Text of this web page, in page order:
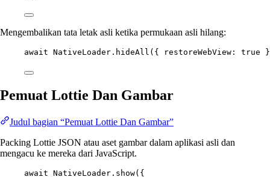
Mengembalikan tata letak asli ketika permukaan asli hilang:
await NativeLoader. hideAll ({ restoreWebView: true
Pemuat Lottie Dan Gambar
Judul bagian “Pemuat Lottie Dan Gambar”
Packing Lottie JSON atau aset gambar dalam aplikasi asli dan
mengacu ke mereka dari JavaScript.
await NativeLoader. show({